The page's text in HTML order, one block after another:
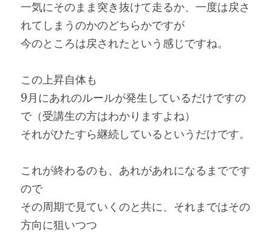
一気にそのまま突き抜けて走るか、一度は戻さ
れてしまうのかのどちらかですが
今のところは戻されたという感じですね。
この上昇自体も
9月にあれのルールが発生しているだけですの
で（受講生の方はわかりますよね）
それがひたすら継続しているというだけです。
これが終わるのも、あれがあれになるまでです
ので
その周期で見ていくのと共に、それまではその
方向に狙いつつ